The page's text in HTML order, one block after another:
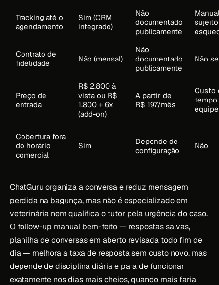
Tracking até o
agendamento
Sim (CRM
integrado)
Não
documentado
publicamente
sujeito
Contrato de
fidelidade
Não (mensal)
Não
documentado
publicamente
Não
Preço de
entrada
R$ 2.800 à
vista ou R$
1.800 + 6x
(add-on)
A partir de
R$ 197/mês
Custo
tempo
equipe
Cobertura fora
do horário
comercial
Sim
Depende de
configuração
Não
ChatGuru organiza a conversa e reduz mensagem
perdida na bagunça, mas não é especializado em
veterinária nem qualifica o tutor pela urgência do caso.
O follow-up manual bem-feito — respostas salvas,
planilha de conversas em aberto revisada todo fim de
dia — melhora a taxa de resposta sem custo novo, mas
depende de disciplina diária e para de funcionar
exatamente nos dias mais cheios, quando mais faria